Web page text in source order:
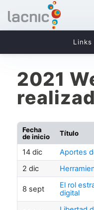
2021
Fecha
de inicio
Título
14 dic
Aportes
2 dic
8 sept
El rol
digital
Links